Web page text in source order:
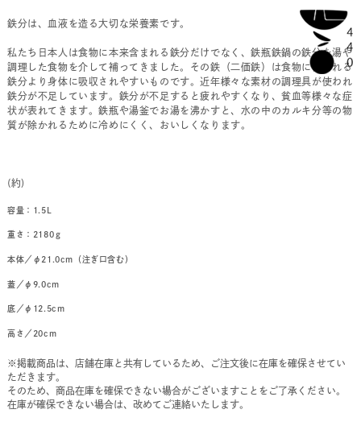
鉄分は、血液を造る大切な栄養素です。
私たち日本人は食物に本来含まれる鉄分だけでなく、鉄瓶鉄鍋の鉄分を湯や
調理した食物を介して補ってきました。その鉄（二価鉄）は食物に含まれる
鉄分より身体に吸収されやすいものです。近年様々な素材の調理具が使われ
鉄分が不足しています。鉄分が不足すると疲れやすくなり、貧血等様々な症
状が表れてきます。鉄瓶や湯釜でお湯を沸かすと、水の中のカルキ分等の物
質が除かれるために冷めにくく、おいしくなります。
(約)
容量：1.5L
重さ：2180ｇ
本体／φ21.0cm（注ぎ口含む）
蓋／φ9.0cm
底／φ12.5cm
高さ／20cm
※掲載商品は、店舗在庫と共有しているため、ご注文後に在庫を確保させてい
ただきます。
そのため、商品在庫を確保できない場合がございますことをご了承ください。
在庫が確保できない場合は、改めてご連絡いたします。